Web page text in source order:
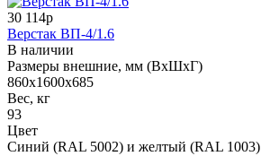
30 114р
Верстак ВП-4/1.6
В наличии
Размеры внешние, мм (ВхШхГ)
860х1600х685
Вес, кг
93
Цвет
Синий (RAL 5002) и желтый (RAL 1003)